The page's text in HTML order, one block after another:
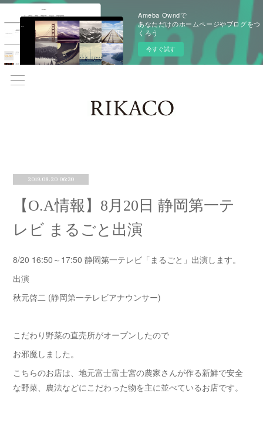
Ameba Owndで
あなただけのホームページやブログをつ
くろう
今すぐ試す
2019.08.20 06:30
【O.A情報】8月20日 静岡第一テ
レビ まるごと出演
8/20 16:50～17:50 静岡第一テレビ「まるごと」出演します。
出演
秋元啓二 (静岡第一テレビアナウンサー)
こだわり野菜の直売所がオープンしたので
お邪魔しました。
こちらのお店は、地元富士富士宮の農家さんが作る新鮮で安全
な野菜、農法などにこだわった物を主に並べているお店です。